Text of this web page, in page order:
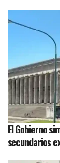
El Gobierno
secundarios